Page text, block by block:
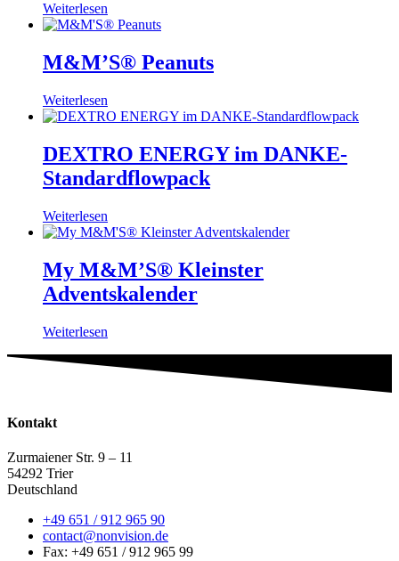
Weiterlesen
M&M’S® Peanuts
Weiterlesen
DEXTRO ENERGY im DANKE-
Standardflowpack
Weiterlesen
My M&M’S® Kleinster
Adventskalender
Weiterlesen
Kontakt
Zurmaiener Str. 9 – 11
54292 Trier
Deutschland
+49 651 / 912 965 90
contact@nonvision.de
Fax: +49 651 / 912 965 99